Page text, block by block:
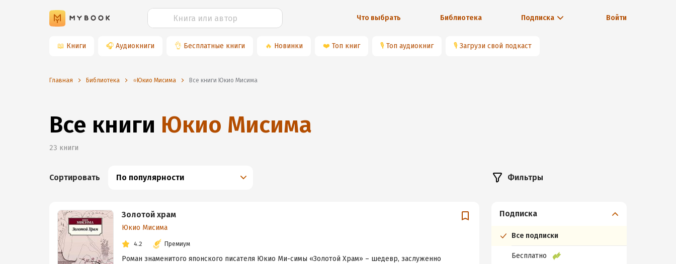
Что выбрать Библиотека Подписка Войти
📖 Книги 🎧 Аудиокниги 👌 Бесплатные книги 🔥 Новинки ❤️ Топ книг 🎙 Топ аудиокниг 🎙 Загрузи свой подкаст
Главная Библиотека ⭐️Юкио Мисима Все книги Юкио Мисима
Все книги Юкио Мисима
23 книги
Сортировать По популярности
Золотой храм
Юкио Мисима
4.2 Премиум
Роман знаменитого японского писателя Юкио Ми-симы «Золотой Храм» – шедевр, заслуженно
Фильтры
Подписка
Все подписки
Бесплатно